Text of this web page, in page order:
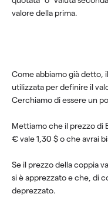
valore della prima.
Come abbiamo già detto,
utilizzata per definire il
Cerchiamo di essere un
Mettiamo che il prezzo di
€ vale 1,30 $ o che avrai
Se il prezzo della coppia
si è apprezzato e che, di
deprezzato.